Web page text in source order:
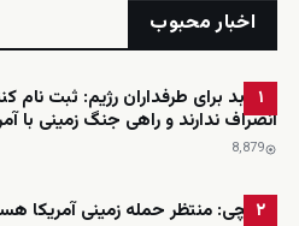
اخبار محبوب
۱
خبر بد برای طرفداران رژیم: ثبت
انصراف ندارند و راهی جنگ زمینی با
8٬879
۲
عراقچی: منتظر حمله زمینی آمریکا